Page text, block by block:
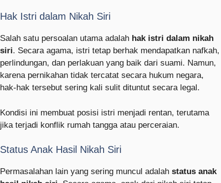
Hak Istri dalam Nikah Siri
Salah satu persoalan utama adalah hak istri dalam nikah
siri. Secara agama, istri tetap berhak mendapatkan nafkah,
perlindungan, dan perlakuan yang baik dari suami. Namun,
karena pernikahan tidak tercatat secara hukum negara,
hak-hak tersebut sering kali sulit dituntut secara legal.
Kondisi ini membuat posisi istri menjadi rentan, terutama
jika terjadi konflik rumah tangga atau perceraian.
Status Anak Hasil Nikah Siri
Permasalahan lain yang sering muncul adalah status anak